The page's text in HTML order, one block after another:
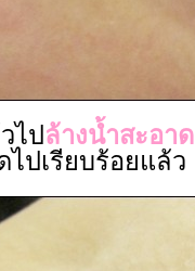
ไปล้างน้ำสะอาด
ปเรียบร้อยแล้ว